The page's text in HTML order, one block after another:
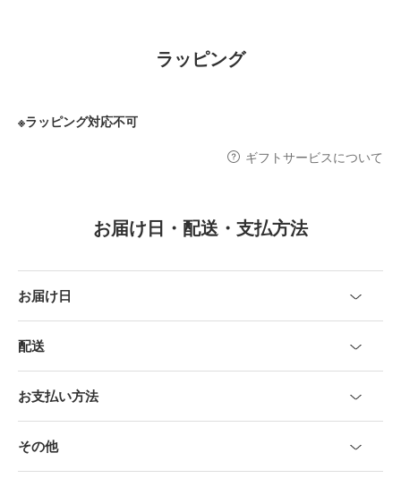
ラッピング
※ラッピング対応不可
ギフトサービスについて
お届け日・配送・支払方法
お届け日
配送
お支払い方法
その他